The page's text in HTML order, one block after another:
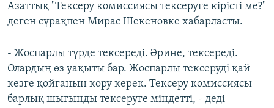
Азаттық "Тексеру комиссиясы тексеруге кірісті ме?"
деген сұрақпен Мирас Шекеновке хабарласты.
- Жоспарлы түрде тексереді. Әрине, тексереді.
Олардың өз уақыты бар. Жоспарлы тексеруді қай
кезге қойғанын көру керек. Тексеру комиссиясы
барлық шығынды тексеруге міндетті, - деді